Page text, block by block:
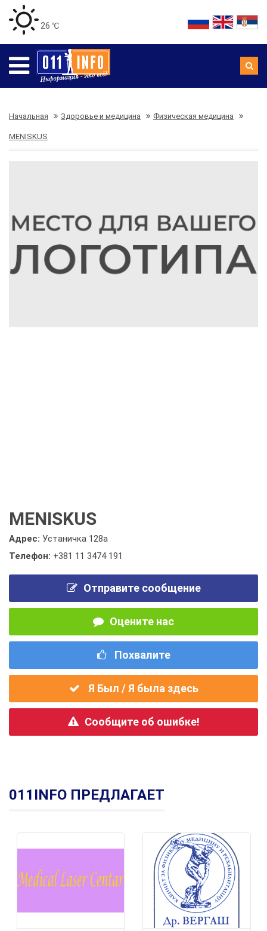
26 ℃
Начальная Здоровье и медицина Физическая медицина
MENISKUS
MENISKUS
Адрес: Устаничка 128а
Телефон: +381 11 3474 191
Отправите сообщение
Оцените нас
Похвалите
Я Был / Я была здесь
Сообщите об ошибке!
011INFO ПРЕДЛАГАЕТ